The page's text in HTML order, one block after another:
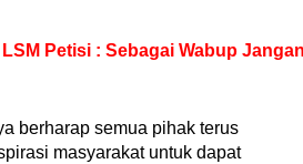
Petisi : Sebagai Wabup
berharap semua pihak terus
masyarakat untuk dapat